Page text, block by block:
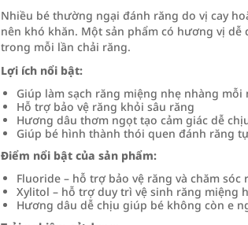
Nhiều bé thường ngại đánh răng do vị cay
nên khó khăn. Một sản phẩm có hương vị
trong mỗi lần chải răng.
Lợi ích nổi bật:
Giúp làm sạch răng miệng nhẹ nhàng mỗi
Hỗ trợ bảo vệ răng khỏi sâu răng
Hương dâu thơm ngọt tạo cảm giác dễ
Giúp bé hình thành thói quen đánh răng
Điểm nổi bật của sản phẩm:
Fluoride – hỗ trợ bảo vệ răng và chăm sóc
Xylitol – hỗ trợ duy trì vệ sinh răng miệng
Hương dâu dễ chịu giúp bé không còn e